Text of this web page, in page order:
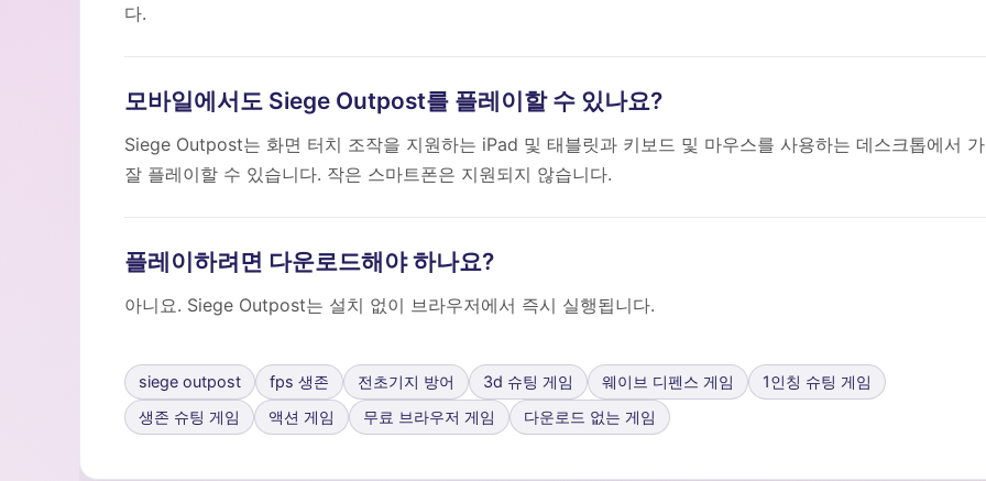
다.
모바일에서도 Siege Outpost를 플레이할 수 있나요?
Siege Outpost는 화면 터치 조작을 지원하는 iPad 및 태블릿과 키보드 및 마우스를 사용하는 데스크톱에서
잘 플레이할 수 있습니다. 작은 스마트폰은 지원되지 않습니다.
플레이하려면 다운로드해야 하나요?
아니요. Siege Outpost는 설치 없이 브라우저에서 즉시 실행됩니다.
siege outpost fps 생존 전초기지 방어 3d 슈팅 게임 웨이브 디펜스 게임
1인칭 슈팅 게임
생존 슈팅 게임
액션 게임 무료 브라우저 게임 다운로드 없는 게임